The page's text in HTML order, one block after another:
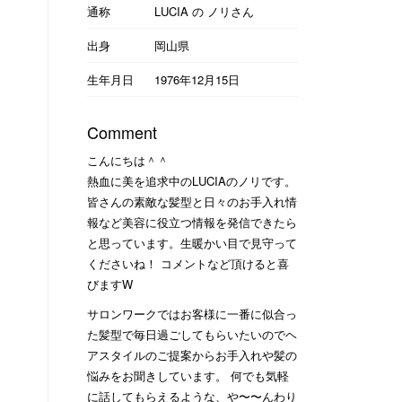
通称
LUCIA の ノリさん
出身
岡山県
生年月日
1976年12月15日
Comment
こんにちは＾＾
熱血に美を追求中のLUCIAのノリです。
皆さんの素敵な髪型と日々のお手入れ情
報など美容に役立つ情報を発信できたら
と思っています。生暖かい目で見守って
くださいね！ コメントなど頂けると喜
びますW
サロンワークではお客様に一番に似合っ
た髪型で毎日過ごしてもらいたいのでヘ
アスタイルのご提案からお手入れや髪の
悩みをお聞きしています。 何でも気軽
に話してもらえるような、や〜〜んわり